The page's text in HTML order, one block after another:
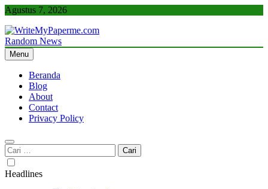
Skip
content
Agustus 7, 2026
WriteMyPaperme.com
Bisnis, Kuliner, Teknologi
Random News
Menu
Beranda
Blog
About
Contact
Privacy Policy
Cari
untuk:
Headlines